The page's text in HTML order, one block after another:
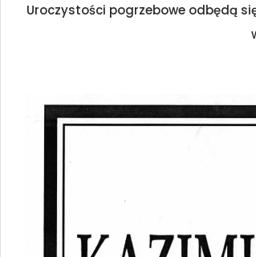
Uroczystości pogrzebowe odbędą